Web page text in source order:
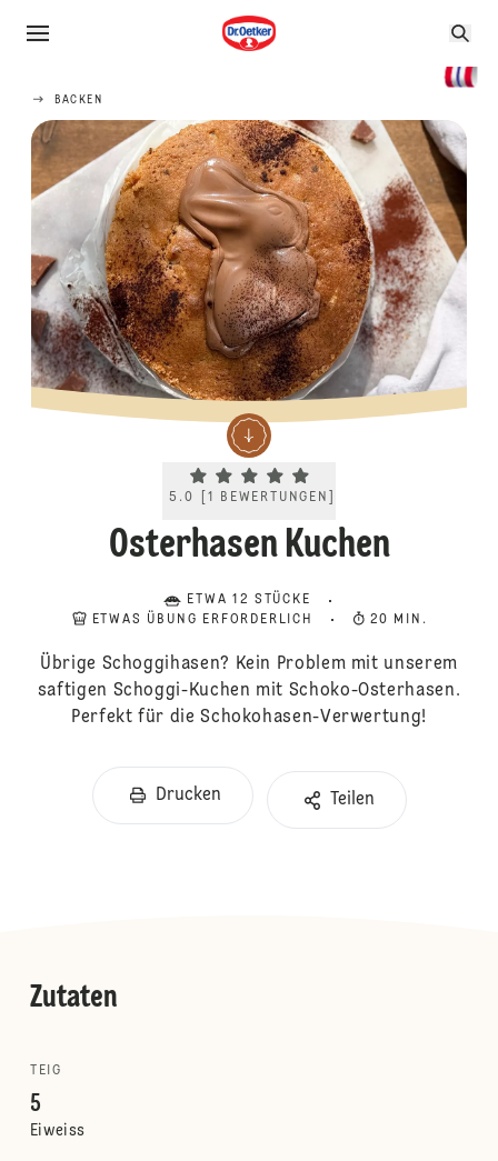
BACKEN
Current rating 5.0. Click to rate.
5.0 1 BEWERTUNGEN
Osterhasen Kuchen
ETWA 12 STÜCKE
ETWAS ÜBUNG ERFORDERLICH
20 MIN.
Übrige Schoggihasen? Kein Problem mit unserem
saftigen Schoggi-Kuchen mit Schoko-Osterhasen.
Perfekt für die Schokohasen-Verwertung!
Drucken Teilen
Zutaten
TEIG
5
Eiweiss